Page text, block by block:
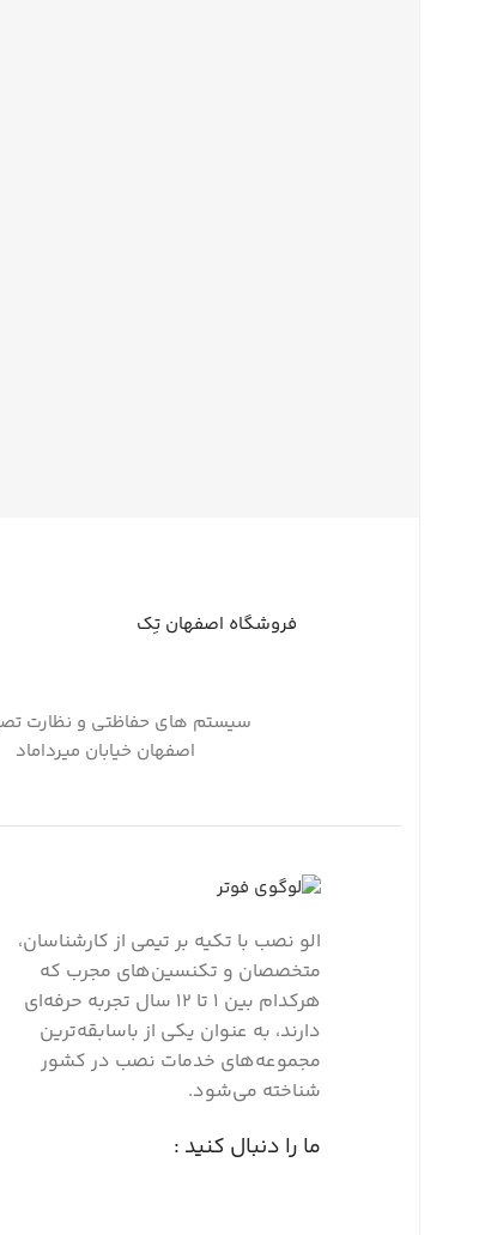
فروشگاه اصفهان تِک
سیستم های حفاظتی و نظارت
اصفهان خیابان میرداماد
الو نصب با تکیه بر تیمی از کارشناسان،
متخصصان و تکنسین‌های مجرب که
هرکدام بین ۱ تا ۱۲ سال تجربه حرفه‌ای
دارند، به عنوان یکی از باسابقه‌ترین
مجموعه‌های خدمات نصب در کشور
شناخته می‌شود.
ما را دنبال کنید :